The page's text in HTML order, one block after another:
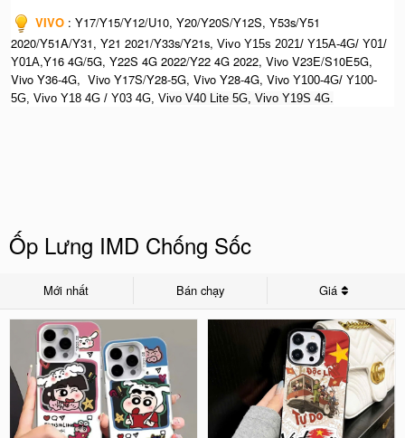
VIVO : Y17/Y15/Y12/U10, Y20/Y20S/Y12S, Y53s/Y51
2020/Y51A/Y31, Y21 2021/Y33s/Y21s, Vivo Y15s 2021/ Y15A-4G/ Y01/
Y01A,Y16 4G/5G, Y22S 4G 2022/Y22 4G 2022, Vivo V23E/S10E5G,
Vivo Y36-4G, Vivo Y17S/Y28-5G, Vivo Y28-4G, Vivo Y100-4G/ Y100-
5G, Vivo Y18 4G / Y03 4G, Vivo V40 Lite 5G, Vivo Y19S 4G.
Ốp Lưng IMD Chống Sốc
Mới nhất Bán chạy Giá